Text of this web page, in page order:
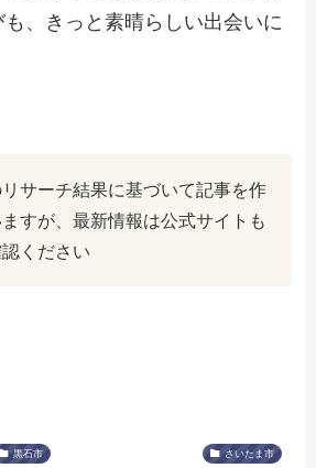
、きっと素晴らしい出会いに
サーチ結果に基づいて記事を作
すが、最新情報は公式サイトも
ください
黒石市 さいたま市